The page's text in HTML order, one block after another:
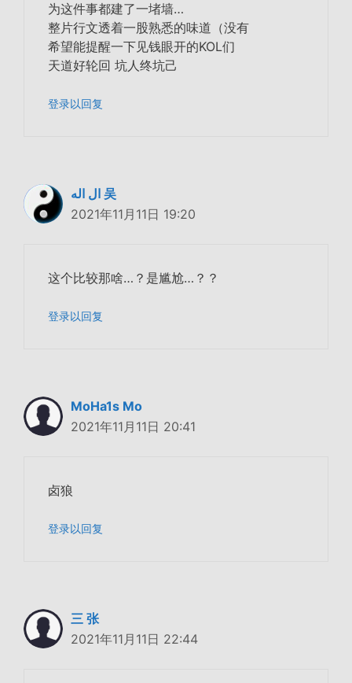
为这件事都建了一堵墙…
整片行文透着一股熟悉的味道（没有
希望能提醒一下见钱眼开的KOL们
天道好轮回 坑人终坑己
登录以回复
ال اله 吴
2021年11月11日 19:20
这个比较那啥…？是尴尬…？？
登录以回复
MoHa1s Mo
2021年11月11日 20:41
卤狼
登录以回复
三 张
2021年11月11日 22:44